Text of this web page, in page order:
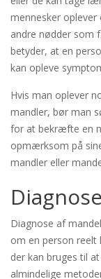
mennesker
andre nødder som
betyder, at en
kan opleve
Hvis man oplever
mandler, bør man
for at bekræfte en
opmærksom på
mandler eller
Diagnose af
om en person reelt
der kan bruges til
almindelige